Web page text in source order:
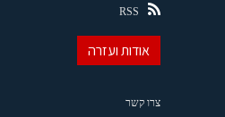
RSS
אודות ועזרה
צרו קשר